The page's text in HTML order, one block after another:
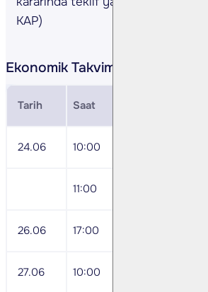
KAP)
Ekonomik Takvim
Tarih Saat
24.06 10:00
11:00
26.06 17:00
27.06 10:00